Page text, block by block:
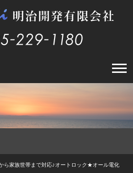
ら家族世帯まで対応♪オートロック★オール電化